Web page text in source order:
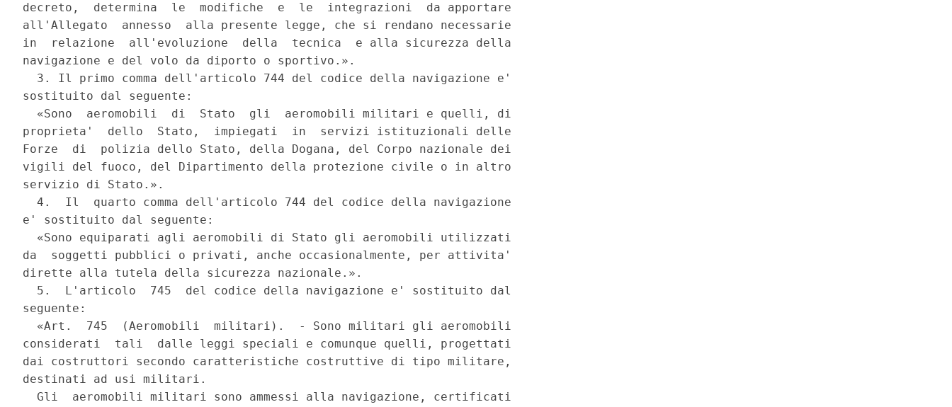
decreto,  determina  le  modifiche  e  le  integrazioni  da apportare
all'Allegato  annesso  alla presente legge, che si rendano necessarie
in  relazione  all'evoluzione  della  tecnica  e alla sicurezza della
navigazione e del volo da diporto o sportivo.».
  3. Il primo comma dell'articolo 744 del codice della navigazione e'
sostituito dal seguente:
  «Sono  aeromobili  di  Stato  gli  aeromobili militari e quelli, di
proprieta'  dello  Stato,  impiegati  in  servizi istituzionali delle
Forze  di  polizia dello Stato, della Dogana, del Corpo nazionale dei
vigili del fuoco, del Dipartimento della protezione civile o in altro
servizio di Stato.».
  4.  Il  quarto comma dell'articolo 744 del codice della navigazione
e' sostituito dal seguente:
  «Sono equiparati agli aeromobili di Stato gli aeromobili utilizzati
da  soggetti pubblici o privati, anche occasionalmente, per attivita'
dirette alla tutela della sicurezza nazionale.».
  5.  L'articolo  745  del codice della navigazione e' sostituito dal
seguente:
  «Art.  745  (Aeromobili  militari).  - Sono militari gli aeromobili
considerati  tali  dalle leggi speciali e comunque quelli, progettati
dai costruttori secondo caratteristiche costruttive di tipo militare,
destinati ad usi militari.
  Gli  aeromobili militari sono ammessi alla navigazione, certificati